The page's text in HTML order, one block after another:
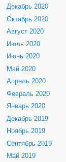
Декабрь 2020
Октябрь 2020
Август 2020
Июль 2020
Июнь 2020
Май 2020
Апрель 2020
Февраль 2020
Январь 2020
Декабрь 2019
Ноябрь 2019
Сентябрь 2019
Май 2019